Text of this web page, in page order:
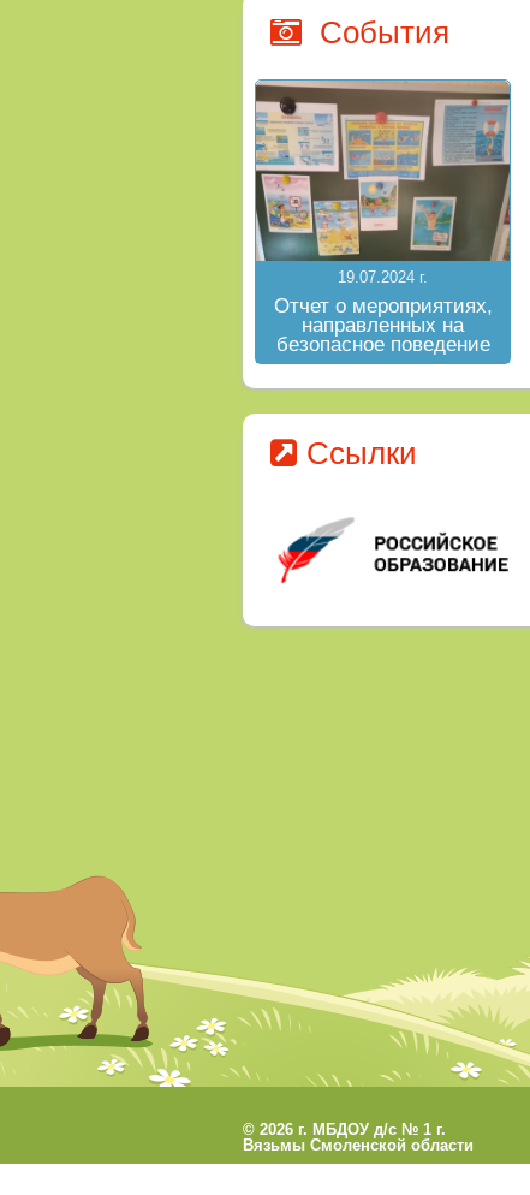
События
19.07.2024 г.
Отчет о мероприятиях,
направленных на
безопасное поведение
на водных объектах в
летний период
Ссылки
© 2026 г. МБДОУ д/с № 1 г.
Вязьмы Смоленской области